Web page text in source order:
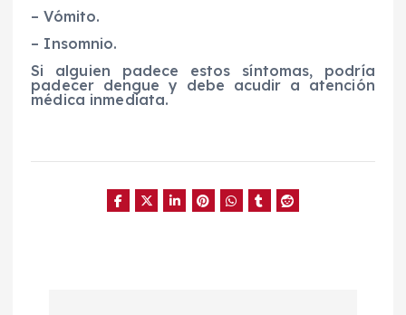
– Vómito.
– Insomnio.
Si alguien padece estos síntomas, podría
padecer dengue y debe acudir a atención
médica inmediata.